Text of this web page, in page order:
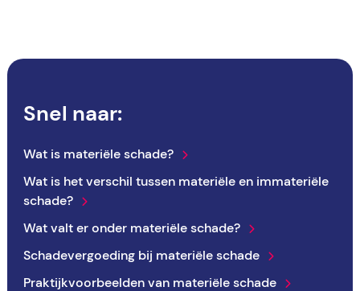
Snel naar:
Wat is materiële schade?
Wat is het verschil tussen materiële en immateriële
schade?
Wat valt er onder materiële schade?
Schadevergoeding bij materiële schade
Praktijkvoorbeelden van materiële schade